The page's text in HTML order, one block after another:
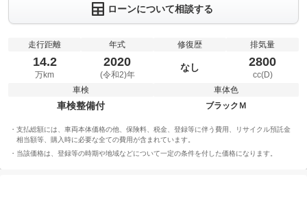
ローンについて相談する
走行距離
14.2
万km
年式
2020
(令和2)年
修復歴
なし
排気量
2800
cc(D)
車検
車検整備付
車体色
ブラックＭ
支払総額には、車両本体価格の他、保険料、税金、登録等に伴う費用、リサイクル預託金
相当額等、購入時に必要な全ての費用が含まれています。
当該価格は、登録等の時期や地域などについて一定の条件を付した価格になります。